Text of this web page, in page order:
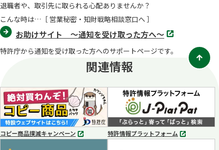
退職者や、取引先に取られる心配ありませんか？
こんな時は…［ 営業秘密・知財戦略相談窓口へ ］
お助けサイト ～通知を受け取った方へ～ 別
タ
で
特許庁から通知を受け取った方へのサポートページです。
関連情報
コピー商品撲滅キャンペーン
別
特許情報プラットフォーム
別